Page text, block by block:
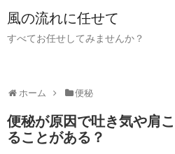
風の流れに任せて
すべてお任せしてみませんか？
ホーム 便秘
便秘が原因で吐き気や肩
ることがある？